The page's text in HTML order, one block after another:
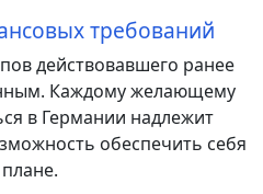
требований
действовавшего ранее
Каждому желающему
в Германии надлежит
обеспечить себя